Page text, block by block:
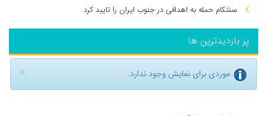
سنتکام حمله به اهدافی در جنوب ایران را تایید کرد
پر بازدیدترین ها
× موردی برای نمایش وجود ندارد.